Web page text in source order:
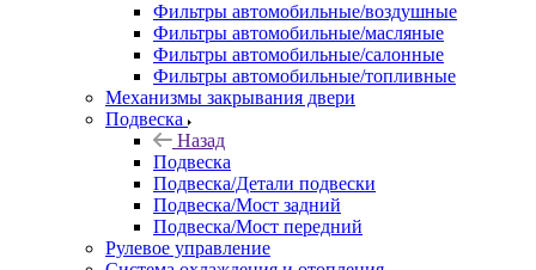
Фильтры автомобильные/воздушные
Фильтры автомобильные/масляные
Фильтры автомобильные/салонные
Фильтры автомобильные/топливные
Механизмы закрывания двери
Подвеска
Назад
Подвеска
Подвеска/Детали подвески
Подвеска/Мост задний
Подвеска/Мост передний
Рулевое управление